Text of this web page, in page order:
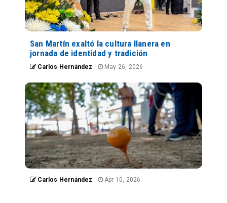
San Martín exaltó la cultura llanera en
jornada de identidad y tradición
Carlos Hernández May 26, 2026
Carlos Hernández Apr 10, 2026